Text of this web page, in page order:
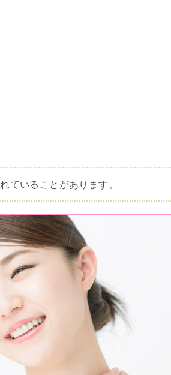
ていることがあります。